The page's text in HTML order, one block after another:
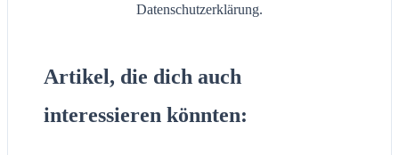
Datenschutzerklärung.
Artikel, die dich auch
interessieren könnten: